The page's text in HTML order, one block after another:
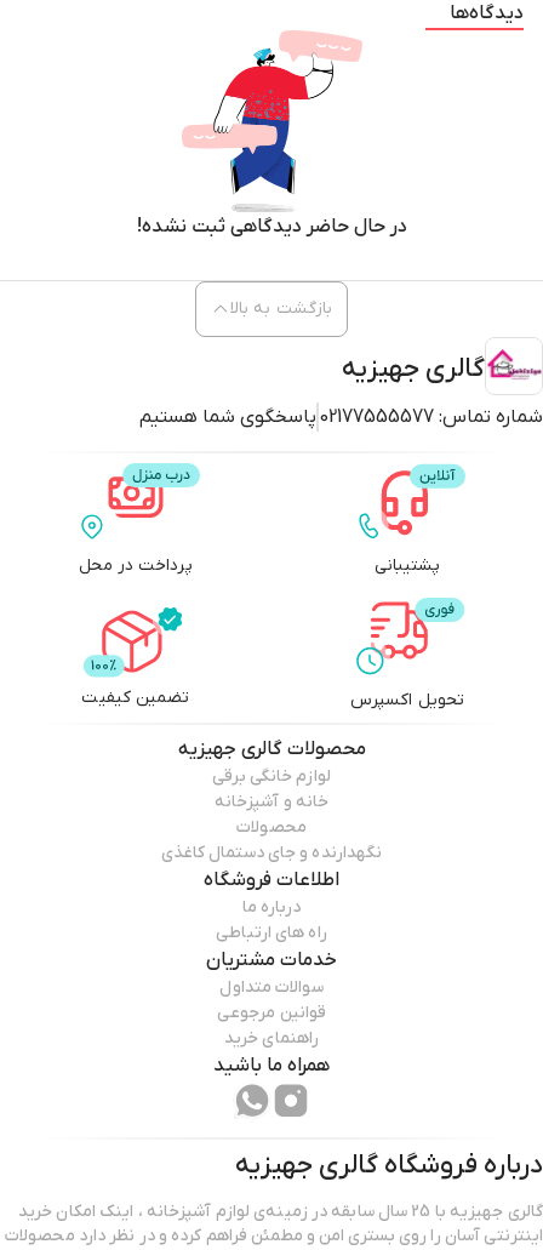
دیدگاه‌ها
در حال حاضر دیدگاهی ثبت نشده!
گالری جهیزیه
شماره تماس: 02177555577 پاسخگوی شما هستیم
بازگشت به بالا
پشتیبانی پرداخت در محل
تحویل اکسپرس تضمین کیفیت
محصولاتگالری جهیزیه
لوازم خانگی برقی
خانه و آشپزخانه
محصولات
نگهدارنده و جای دستمال کاغذی
اطلاعات فروشگاه
درباره ما
راه های ارتباطی
خدمات مشتریان
سوالات متداول
قوانین مرجوعی
راهنمای خرید
همراه ما باشید
درباره فروشگاه گالری جهیزیه
گالری جهیزیه با 25 سال سابقه در زمینه‌ی لوازم آشپزخانه ، اینک امکان خرید
اینترنتی آسان را روی بستری امن و مطمئن فراهم کرده و در نظر دارد محصولات